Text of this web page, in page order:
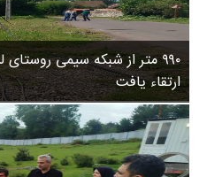
مسیر
درباره
۹۹۰ متر از شبکه سیمی
ارتقاء یافت
۳
۵
۸
ب
ا
ز
ن
ش